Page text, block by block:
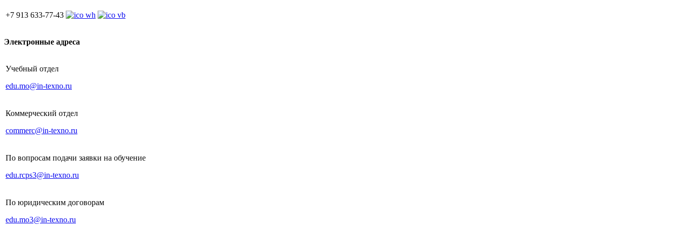
+7 913 633-77-43
Электронные адреса
Учебный отдел
edu.mo@in-texno.ru
Коммерческий отдел
commerc@in-texno.ru
По вопросам подачи заявки на обучение
edu.rcps3@in-texno.ru
По юридическим договорам
edu.mo3@in-texno.ru